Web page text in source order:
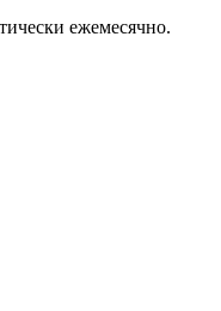
ежемесячно.